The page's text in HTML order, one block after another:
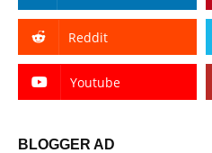
Reddit
Youtube
BLOGGER AD